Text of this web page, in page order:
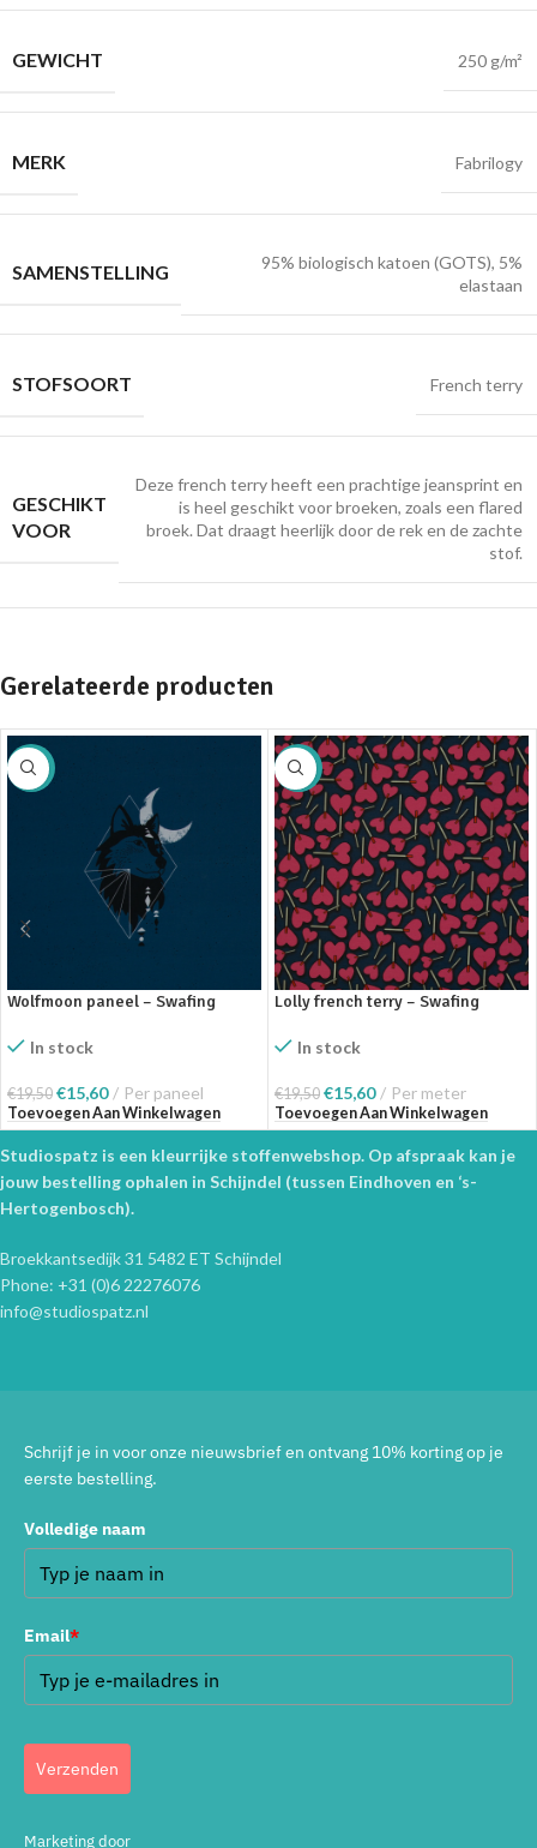
GEWICHT 250 g/m²
MERK Fabrilogy
SAMENSTELLING
95% biologisch katoen (GOTS), 5%
elastaan
STOFSOORT French terry
GESCHIKT
VOOR
Deze french terry heeft een prachtige jeansprint en
is heel geschikt voor broeken, zoals een flared
broek. Dat draagt heerlijk door de rek en de zachte
stof.
Gerelateerde producten
SALE
Wolfmoon paneel – Swafing
In stock
€19,50 €15,60 Per paneel
Toevoegen Aan Winkelwagen
SALE
Lolly french terry – Swafing
In stock
€19,50 €15,60 Per meter
Toevoegen Aan Winkelwagen
Studiospatz is een kleurrijke stoffenwebshop. Op afspraak kan je
jouw bestelling ophalen in Schijndel (tussen Eindhoven en ‘s-
Hertogenbosch).
Broekkantsedijk 31 5482 ET Schijndel
Phone: +31 (0)6 22276076
info@studiospatz.nl
Schrijf je in voor onze nieuwsbrief en ontvang 10% korting op je
eerste bestelling.
Volledige naam
Email*
Verzenden
Marketing door